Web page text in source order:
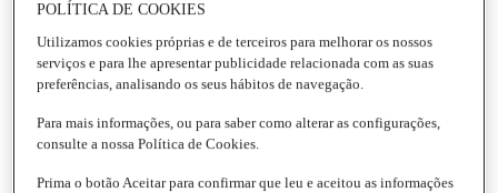
Supermercado
CLUB DEL GOURMET
Tudo Club del Gourmet
POLÍTICA DE COOKIES
Utilizamos cookies próprias e de terceiros para melhorar os nossos
serviços e para lhe apresentar publicidade relacionada com as suas
preferências, analisando os seus hábitos de navegação.
Para mais informações, ou para saber como alterar as configurações,
consulte a nossa Política de Cookies.
Prima o botão Aceitar para confirmar que leu e aceitou as informações